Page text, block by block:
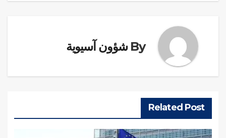
By شؤون آسيوية
Related Post